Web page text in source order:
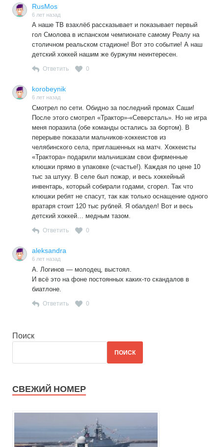
RusMos
6 лет назад
А наше ТВ взахлёб рассказывает и показывает первый
гол Смолова в испанском чемпионате самому Реалу на
столичном реальском стадионе! Вот это событие! А наш
детский хоккей нашим же буржуям неинтересен.
Ответить 0
korobeynik
6 лет назад
Смотрел по сети. Обидно за последний промах Саши!
После этого смотрел «Трактор»-«Северсталь». Но не игра
меня поразила (обе команды остались за бортом). В
перерыве показали мальчиков-хоккеистов из
челябинского села, приглашенных на матч. Хоккеисты
«Трактора» подарили мальчишкам свои фирменные
клюшки прямо в упаковке (счастье!). Каждая по цене 10
тыс за штуку. В селе был пожар, и весь хоккейный
инвентарь, который собирали годами, сгорел. Так что
клюшки ребят не спасут, так как только оснащение одного
вратаря стоит 120 тыс рублей. Я обалдел! Вот и весь
детский хоккей… медным тазом.
Ответить 0
aleksandra
6 лет назад
А. Логинов — молодец, выстоял.
И всё это на фоне постоянных каких-то скандалов в
биатлоне.
Ответить 0
Поиск
ПОИСК
СВЕЖИЙ НОМЕР